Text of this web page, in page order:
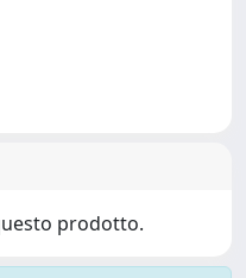
prodotto.